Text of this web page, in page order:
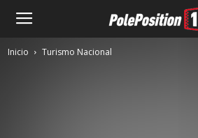
Inicio Turismo Nacional